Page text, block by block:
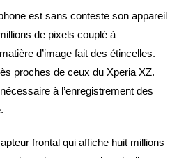
est sans conteste son appareil
de pixels couplé à
d’image fait des étincelles.
proches de ceux du Xperia XZ.
à l’enregistrement des
frontal qui affiche huit millions